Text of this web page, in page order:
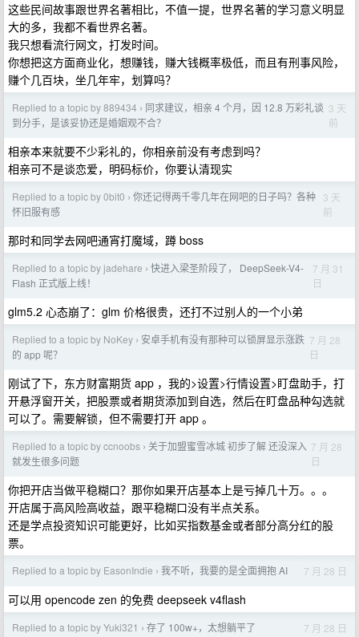
这些民间故事跟世界名著相比，不值一提，世界名著的学习意义明显
大的多，我都不看世界名著。
我只想看流行网文，打发时间。
你想把这方面商业化，想赚钱，赚大钱概率极低，而且有刑事风险，
赚个几百块，坐几年牢，划算吗？
Replied to a topic by 889434 › 同求建议，相亲 4 个月，因 12.8 万彩礼谈
到分手，是该妥协还是婚姻观不合？
3 天
前
相亲本来就要不少彩礼的，你相亲前没有考虑到吗？
相亲可不是谈恋爱，明码标价，你要认清现实
Replied to a topic by 0bit0 › 你还记得两千零几年在网吧的日子吗？各种
怀旧服有感
3 天
前
那时和同学去网吧通宵打魔域，蹲 boss
Replied to a topic by jadehare › 快进入梁圣阶段了， DeepSeek-V4-
Flash 正式版上线！
7 月 31
日
glm5.2 心态崩了：glm 价格很贵，还打不过别人的一个小弟
Replied to a topic by NoKey › 安卓手机有没有那种可以锁屏显示涨跌
的 app 呢？
7 月 28
日
刚试了下，东方财富期货 app ，我的>设置>行情设置>盯盘助手，打
开悬浮窗开关，把股票或者期货添加到自选，然后在盯盘品种勾选就
可以了。需要解锁，但不需要打开 app 。
Replied to a topic by ccnoobs › 关于加盟蜜雪冰城 初步了解 还没深入
就发生很多问题
7 月 28
日
你把开店当做平稳糊口？那你如果开店基本上是亏掉几十万。。。
开店属于高风险高收益，跟平稳糊口没有半点关系。
还是学点投资知识可能更好，比如买指数基金或者部分高分红的股
票。
Replied to a topic by EasonIndie › 我不听，我要的是全面拥抱 AI 7 月 28 日
可以用 opencode zen 的免费 deepseek v4flash
Replied to a topic by Yuki321 › 存了 100w+，太想躺平了 7 月 28 日